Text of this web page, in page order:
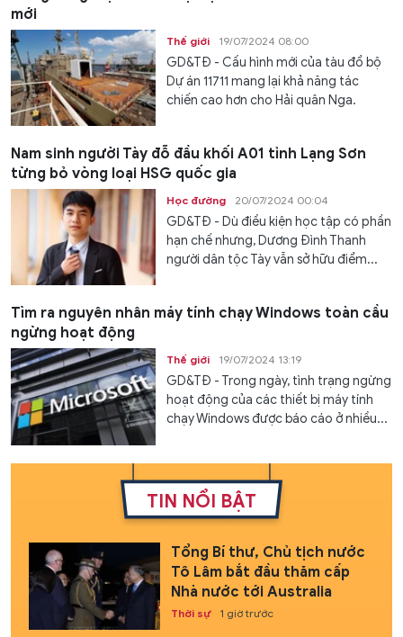
mới
Thế giới 19/07/2024 08:00
GD&TĐ - Cấu hình mới của tàu đổ bộ
Dự án 11711 mang lại khả năng tác
chiến cao hơn cho Hải quân Nga.
Nam sinh người Tày đỗ đầu khối A01 tỉnh Lạng Sơn
từng bỏ vòng loại HSG quốc gia
Học đường 20/07/2024 00:04
GD&TĐ - Dù điều kiện học tập có phần
hạn chế nhưng, Dương Đình Thanh
người dân tộc Tày vẫn sở hữu điểm...
Tìm ra nguyên nhân máy tính chạy Windows toàn cầu
ngừng hoạt động
Thế giới 19/07/2024 13:19
GD&TĐ - Trong ngày, tình trạng ngừng
hoạt động của các thiết bị máy tính
chạy Windows được báo cáo ở nhiều...
TIN NỔI BẬT
Tổng Bí thư, Chủ tịch nước
Tô Lâm bắt đầu thăm cấp
Nhà nước tới Australia
Thời sự 1 giờ trước